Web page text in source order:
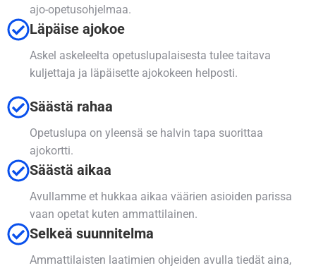
ajo-opetusohjelmaa.
Läpäise ajokoe
Askel askeleelta opetuslupalaisesta tulee taitava
kuljettaja ja läpäisette ajokokeen helposti.
Säästä rahaa
Opetuslupa on yleensä se halvin tapa suorittaa
ajokortti.
Säästä aikaa
Avullamme et hukkaa aikaa väärien asioiden parissa
vaan opetat kuten ammattilainen.
Selkeä suunnitelma
Ammattilaisten laatimien ohjeiden avulla tiedät aina,